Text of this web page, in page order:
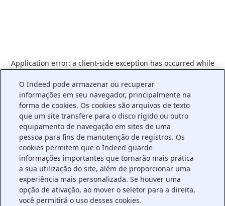
Application error: a client-side exception has occurred while
information).
O Indeed pode armazenar ou recuperar
informações em seu navegador, principalmente na
forma de cookies. Os cookies são arquivos de texto
que um site transfere para o disco rígido ou outro
equipamento de navegação em sites de uma
pessoa para fins de manutenção de registros. Os
cookies permitem que o Indeed guarde
informações importantes que tornarão mais prática
a sua utilização do site, além de proporcionar uma
experiência mais personalizada. Se houver uma
opção de ativação, ao mover o seletor para a direita,
você permitirá o uso desses cookies.